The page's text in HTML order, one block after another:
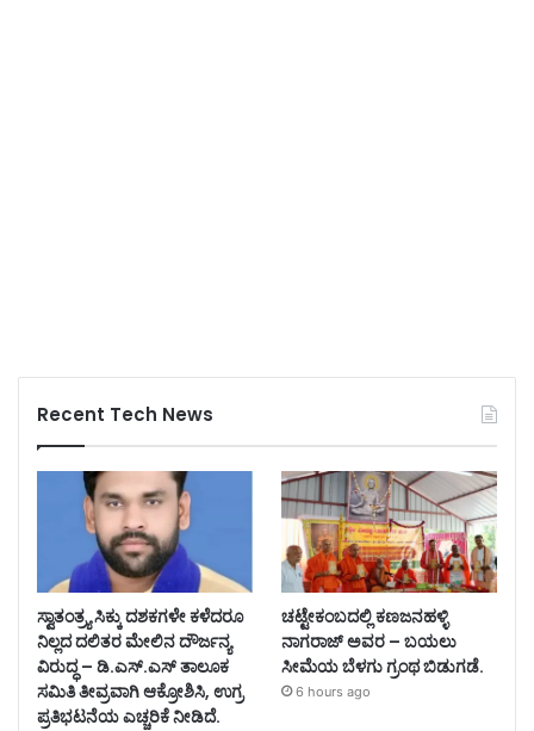
Recent Tech News
ಸ್ವಾತಂತ್ರ್ಯ ಸಿಕ್ಕು ದಶಕಗಳೇ ಕಳೆದರೂ
ನಿಲ್ಲದ ದಲಿತರ ಮೇಲಿನ ದೌರ್ಜನ್ಯ
ವಿರುದ್ಧ – ಡಿ.ಎಸ್.ಎಸ್ ತಾಲೂಕ
ಸಮಿತಿ ತೀವ್ರವಾಗಿ ಆಕ್ರೋಶಿಸಿ, ಉಗ್ರ
ಪ್ರತಿಭಟನೆಯ ಎಚ್ಚರಿಕೆ ನೀಡಿದೆ.
ಚಟ್ಟೇಕಂಬದಲ್ಲಿ ಕಣಜನಹಳ್ಳಿ
ನಾಗರಾಜ್ ಅವರ – ಬಯಲು
ಸೀಮೆಯ ಬೆಳಗು ಗ್ರಂಥ ಬಿಡುಗಡೆ.
6 hours ago